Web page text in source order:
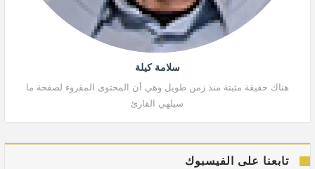
سلامة كيلة
هناك حقيقة مثبتة منذ زمن طويل وهي أن المحتوى المقروء لصفحة ما
سيلهي القارئ
تابعنا على الفيسبوك